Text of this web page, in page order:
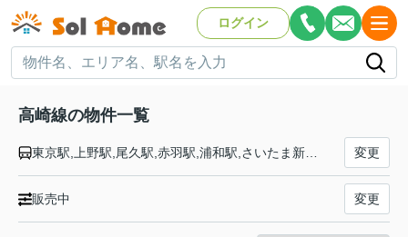
ログイン
高崎線の物件一覧
変更
販売中 変更